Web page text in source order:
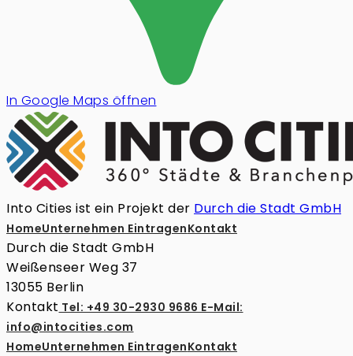
In Google Maps öffnen
Into Cities ist ein Projekt der Durch die Stadt GmbH
HomeUnternehmen EintragenKontakt
Durch die Stadt GmbH
Weißenseer Weg 37
13055 Berlin
Kontakt Tel: +49 30-2930 9686 E-Mail:
info@intocities.com
HomeUnternehmen EintragenKontakt